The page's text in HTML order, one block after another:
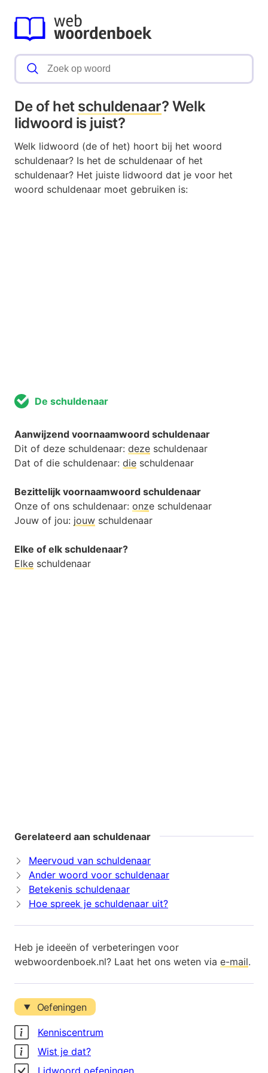
De of het schuldenaar? Welk
lidwoord is juist?
Welk lidwoord (de of het) hoort bij het woord
schuldenaar? Is het de schuldenaar of het
schuldenaar? Het juiste lidwoord dat je voor het
woord schuldenaar moet gebruiken is:
De schuldenaar
Aanwijzend voornaamwoord schuldenaar
Dit of deze schuldenaar: deze schuldenaar
Dat of die schuldenaar: die schuldenaar
Bezittelijk voornaamwoord schuldenaar
Onze of ons schuldenaar: onze schuldenaar
Jouw of jou: jouw schuldenaar
Elke of elk schuldenaar?
Elke schuldenaar
Gerelateerd aan schuldenaar
Meervoud van schuldenaar
Ander woord voor schuldenaar
Betekenis schuldenaar
Hoe spreek je schuldenaar uit?
Heb je ideeën of verbeteringen voor
webwoordenboek.nl? Laat het ons weten via e-mail.
Oefeningen
Kenniscentrum
Wist je dat?
Lidwoord oefeningen